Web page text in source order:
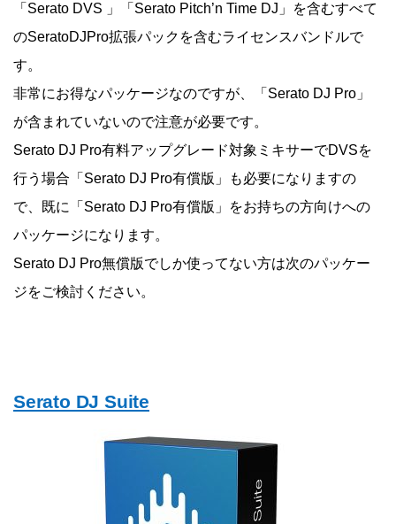
「Serato DVS 」「Serato Pitch’n Time DJ」を含むすべて
のSeratoDJPro拡張パックを含むライセンスバンドルで
す。
非常にお得なパッケージなのですが、「Serato DJ Pro」
が含まれていないので注意が必要です。
Serato DJ Pro有料アップグレード対象ミキサーでDVSを
行う場合「Serato DJ Pro有償版」も必要になりますの
で、既に「Serato DJ Pro有償版」をお持ちの方向けへの
パッケージになります。
Serato DJ Pro無償版でしか使ってない方は次のパッケー
ジをご検討ください。
Serato DJ Suite